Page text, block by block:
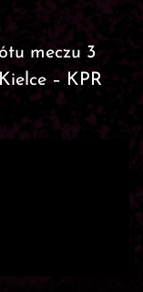
meczu 3
– KPR